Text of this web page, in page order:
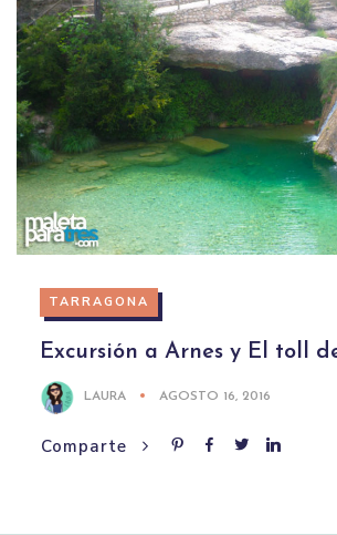
TARRAGONA
Excursión a Arnes y El toll
LAURA AGOSTO 16, 2016
Comparte